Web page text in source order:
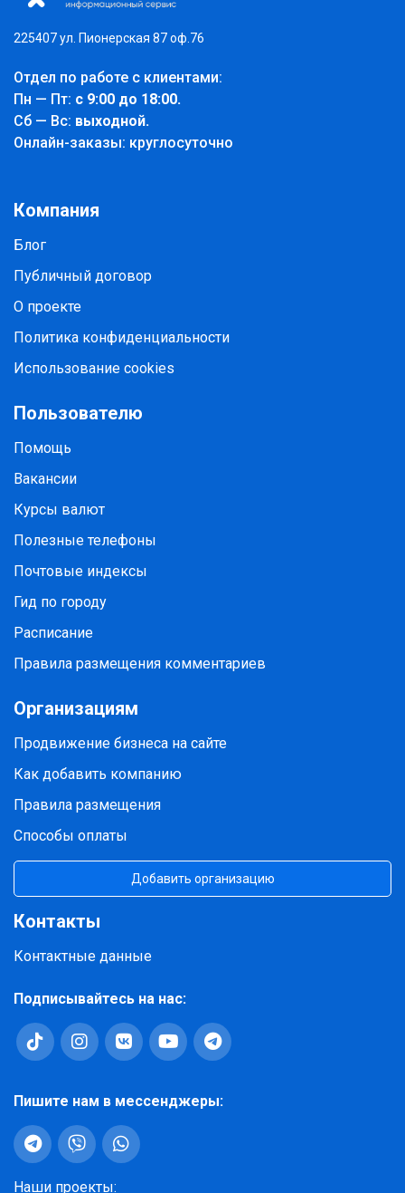
225407 ул. Пионерская 87 оф.76
Отдел по работе с клиентами:
Пн — Пт: с 9:00 до 18:00.
Cб — Вс: выходной.
Онлайн-заказы: круглосуточно
Компания
Блог
Публичный договор
О проекте
Политика конфиденциальности
Использование cookies
Пользователю
Помощь
Вакансии
Курсы валют
Полезные телефоны
Почтовые индексы
Гид по городу
Расписание
Правила размещения комментариев
Организациям
Продвижение бизнеса на сайте
Как добавить компанию
Правила размещения
Способы оплаты
Добавить организацию
Контакты
Контактные данные
Подписывайтесь на нас:
Пишите нам в мессенджеры:
Наши проекты: